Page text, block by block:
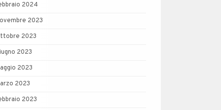
2024
2023
2023
2023
2023
2023
2023